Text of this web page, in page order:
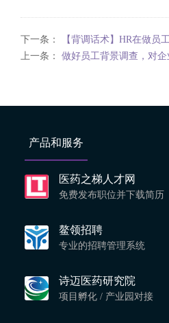
下一条：
【背调话术】HR在做员
上一条： 做好员工背景调查，对
产品和服务
医药之梯人才网
免费发布职位并下载简历
鳌领招聘
专业的招聘管理系统
诗迈医药研究院
项目孵化 / 产业园对接